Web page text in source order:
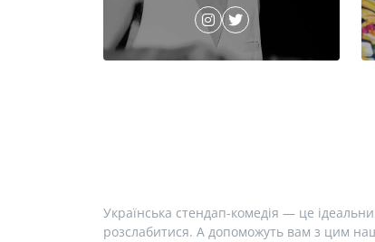
Українська стендап-комедія — це
розслабитися. А допоможуть вам з цим